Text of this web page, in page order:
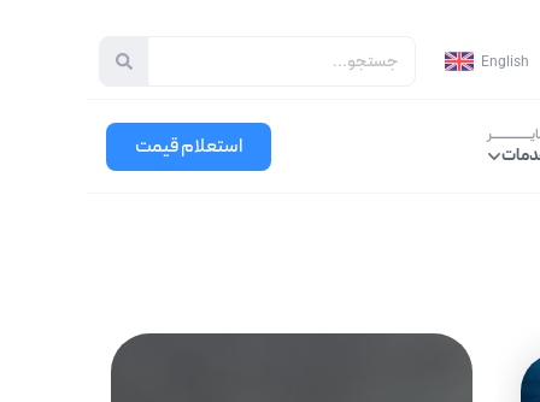
English
استعلام قیمت